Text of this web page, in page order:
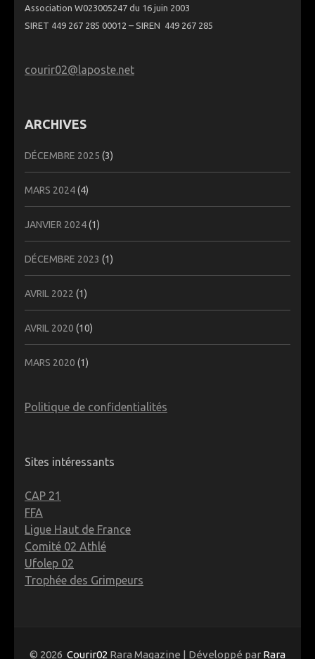
Association W023005247 du 16 juin 2003
SIRET 449 267 285 00012 – SIREN 449 267 285
courir02@laposte.net
ARCHIVES
DÉCEMBRE 2025 (3)
MARS 2024(4)
JANVIER 2024(1)
DÉCEMBRE 2023 (1)
AVRIL 2022 (1)
AVRIL 2020 (10)
MARS 2020 (1)
Politique de confidentialités
Sites intéressants
CAP 21
FFA
Ligue Haut de France
Comité 02 Athlé
Ufolep 02
Trophée des Grimpeurs
© 2026 Courir02 Rara Magazine | Développé par Rara